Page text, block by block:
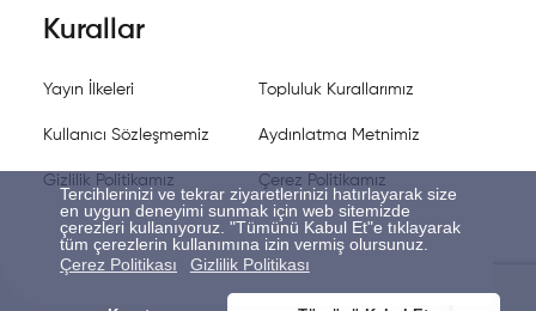
Tercihlerinizi ve tekrar ziyaretlerinizi hatırlayarak size
en uygun deneyimi sunmak için web sitemizde
çerezleri kullanıyoruz. "Tümünü Kabul Et"e tıklayarak
tüm çerezlerin kullanımına izin vermiş olursunuz.
Çerez Politikası
Gizlilik Politikası
Kurallar
Yayın İlkeleri Topluluk Kurallarımız
Kullanıcı Sözleşmemiz Aydınlatma Metnimiz
Gizlilik Politikamız Çerez Politikamız